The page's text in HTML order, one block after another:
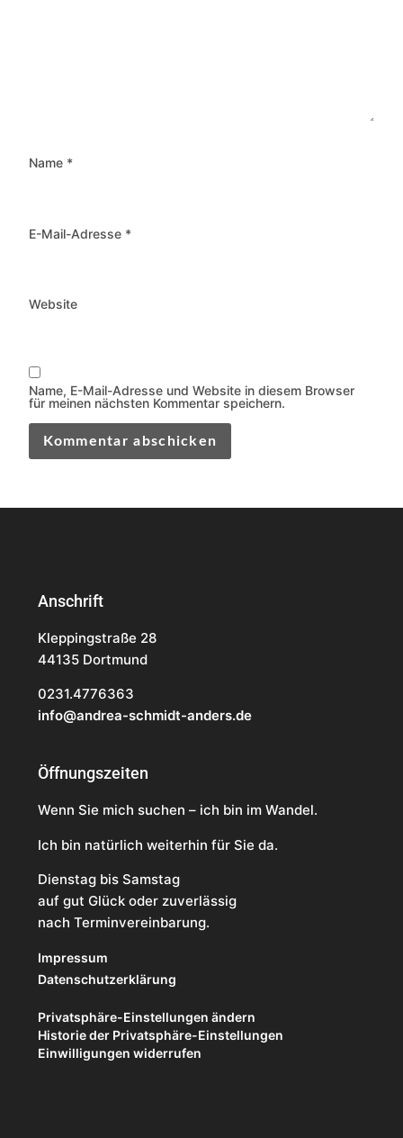
Name *
E-Mail-Adresse *
Website
Name, E-Mail-Adresse und Website in diesem Browser
für meinen nächsten Kommentar speichern.
Anschrift
Kleppingstraße 28
44135 Dortmund
0231.4776363
info@andrea-schmidt-anders.de
Öffnungszeiten
Wenn Sie mich suchen – ich bin im Wandel.
Ich bin natürlich weiterhin für Sie da.
Dienstag bis Samstag
auf gut Glück oder zuverlässig
nach Terminvereinbarung.
Impressum
Datenschutzerklärung
Privatsphäre-Einstellungen ändern
Historie der Privatsphäre-Einstellungen
Einwilligungen widerrufen